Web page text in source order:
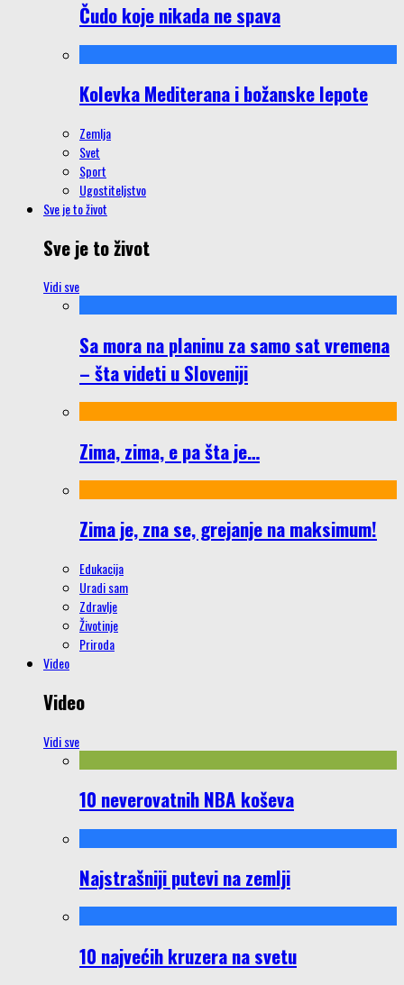
Čudo koje nikada ne spava
Kolevka Mediterana i božanske lepote
Zemlja
Svet
Sport
Ugostiteljstvo
Sve je to život
Sve je to život
Vidi sve
Sa mora na planinu za samo sat vremena
– šta videti u Sloveniji
Zima, zima, e pa šta je…
Zima je, zna se, grejanje na maksimum!
Edukacija
Uradi sam
Zdravlje
Životinje
Priroda
Video
Video
Vidi sve
10 neverovatnih NBA koševa
Najstrašniji putevi na zemlji
10 najvećih kruzera na svetu